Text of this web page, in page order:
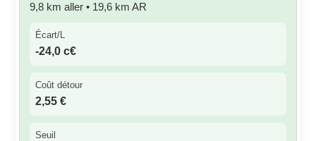
9,8 km aller • 19,6 km AR
Écart/L
-24,0 c€
Coût détour
2,55 €
Seuil